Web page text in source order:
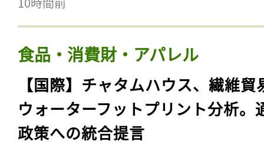
食品・消費財・アパレル
【国際】チャタムハウス、繊維貿
ウォーターフットプリント分析。
政策への統合提言